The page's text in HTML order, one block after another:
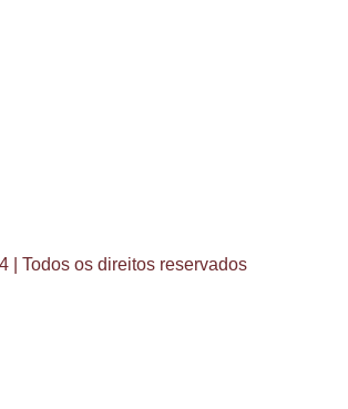
| Todos os direitos reservados